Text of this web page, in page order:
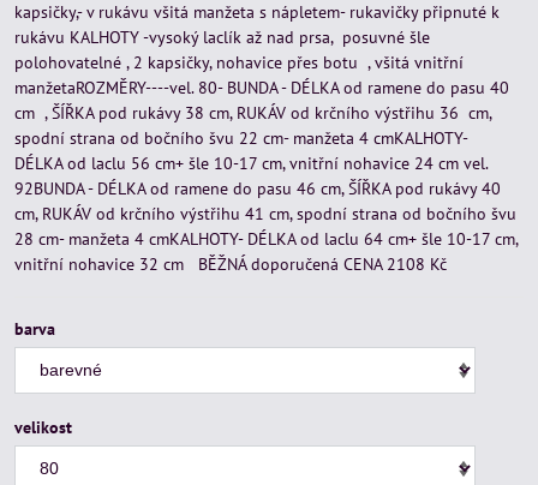
kapsičky,- v rukávu všitá manžeta s nápletem- rukavičky připnuté k
rukávu KALHOTY -vysoký laclík až nad prsa, posuvné šle
polohovatelné , 2 kapsičky, nohavice přes botu , všitá vnitřní
manžetaROZMĚRY----vel. 80- BUNDA - DÉLKA od ramene do pasu 40
cm , ŠÍŘKA pod rukávy 38 cm, RUKÁV od krčního výstřihu 36 cm,
spodní strana od bočního švu 22 cm- manžeta 4 cmKALHOTY-
DÉLKA od laclu 56 cm+ šle 10-17 cm, vnitřní nohavice 24 cm vel.
92BUNDA - DÉLKA od ramene do pasu 46 cm, ŠÍŘKA pod rukávy 40
cm, RUKÁV od krčního výstřihu 41 cm, spodní strana od bočního švu
28 cm- manžeta 4 cmKALHOTY- DÉLKA od laclu 64 cm+ šle 10-17 cm,
vnitřní nohavice 32 cm BĚŽNÁ doporučená CENA 2108 Kč
barva
velikost